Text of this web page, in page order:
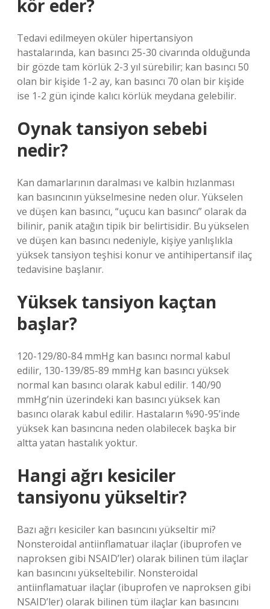
kör eder?
Tedavi edilmeyen oküler hipertansiyon
hastalarında, kan basıncı 25-30 civarında olduğunda
bir gözde tam körlük 2-3 yıl sürebilir; kan basıncı 50
olan bir kişide 1-2 ay, kan basıncı 70 olan bir kişide
ise 1-2 gün içinde kalıcı körlük meydana gelebilir.
Oynak tansiyon sebebi
nedir?
Kan damarlarının daralması ve kalbin hızlanması
kan basıncının yükselmesine neden olur. Yükselen
ve düşen kan basıncı, “uçucu kan basıncı” olarak da
bilinir, panik atağın tipik bir belirtisidir. Bu yükselen
ve düşen kan basıncı nedeniyle, kişiye yanlışlıkla
yüksek tansiyon teşhisi konur ve antihipertansif ilaç
tedavisine başlanır.
Yüksek tansiyon kaçtan
başlar?
120-129/80-84 mmHg kan basıncı normal kabul
edilir, 130-139/85-89 mmHg kan basıncı yüksek
normal kan basıncı olarak kabul edilir. 140/90
mmHg’nin üzerindeki kan basıncı yüksek kan
basıncı olarak kabul edilir. Hastaların %90-95’inde
yüksek kan basıncına neden olabilecek başka bir
altta yatan hastalık yoktur.
Hangi ağrı kesiciler
tansiyonu yükseltir?
Bazı ağrı kesiciler kan basıncını yükseltir mi?
Nonsteroidal antiinflamatuar ilaçlar (ibuprofen ve
naproksen gibi NSAID’ler) olarak bilinen tüm ilaçlar
kan basıncını yükseltebilir. Nonsteroidal
antiinflamatuar ilaçlar (ibuprofen ve naproksen gibi
NSAID’ler) olarak bilinen tüm ilaçlar kan basıncını